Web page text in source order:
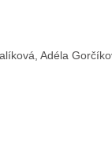
Adéla